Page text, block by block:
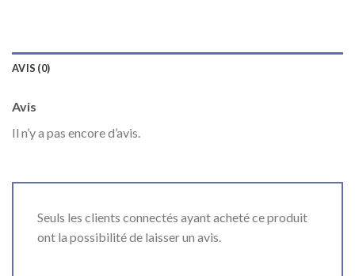
AVIS (0)
Avis
Il n’y a pas encore d’avis.
Seuls les clients connectés ayant acheté ce produit
ont la possibilité de laisser un avis.